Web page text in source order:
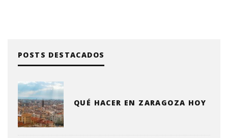
POSTS DESTACADOS
QUÉ HACER EN ZARAGOZA HOY